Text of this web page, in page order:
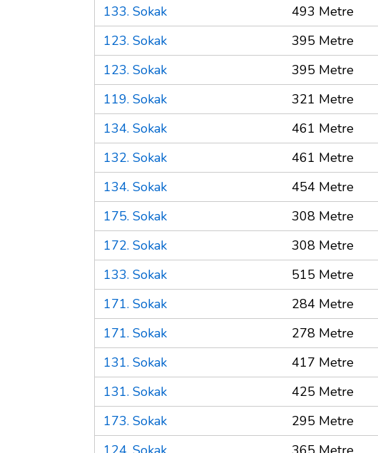
133. Sokak
493 Metre
123. Sokak
395 Metre
123. Sokak
395 Metre
119. Sokak
321 Metre
134. Sokak
461 Metre
132. Sokak
461 Metre
134. Sokak
454 Metre
175. Sokak
308 Metre
172. Sokak
308 Metre
133. Sokak
515 Metre
171. Sokak
284 Metre
171. Sokak
278 Metre
131. Sokak
417 Metre
131. Sokak
425 Metre
173. Sokak
295 Metre